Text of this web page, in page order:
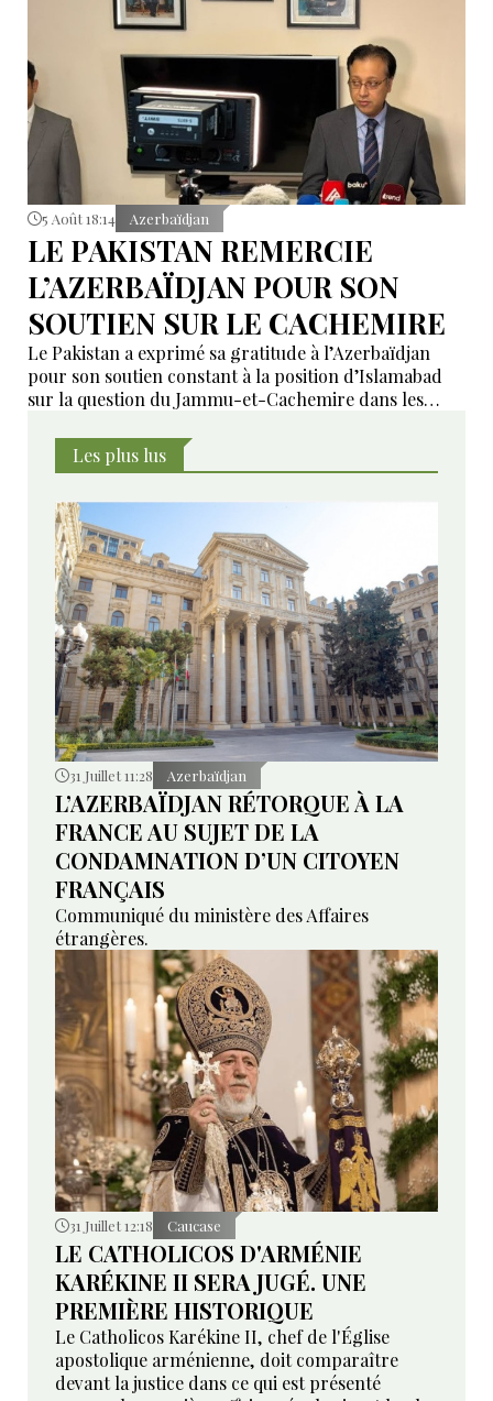
5 Août 18:14 Azerbaïdjan
LE PAKISTAN REMERCIE
L’AZERBAÏDJAN POUR SON
SOUTIEN SUR LE CACHEMIRE
Le Pakistan a exprimé sa gratitude à l’Azerbaïdjan
pour son soutien constant à la position d’Islamabad
sur la question du Jammu-et-Cachemire dans les
Les plus lus
31 Juillet 11:28 Azerbaïdjan
L’AZERBAÏDJAN RÉTORQUE À LA
FRANCE AU SUJET DE LA
CONDAMNATION D’UN CITOYEN
FRANÇAIS
Communiqué du ministère des Affaires
étrangères.
31 Juillet 12:18 Caucase
LE CATHOLICOS D'ARMÉNIE
KARÉKINE II SERA JUGÉ. UNE
PREMIÈRE HISTORIQUE
Le Catholicos Karékine II, chef de l'Église
apostolique arménienne, doit comparaître
devant la justice dans ce qui est présenté